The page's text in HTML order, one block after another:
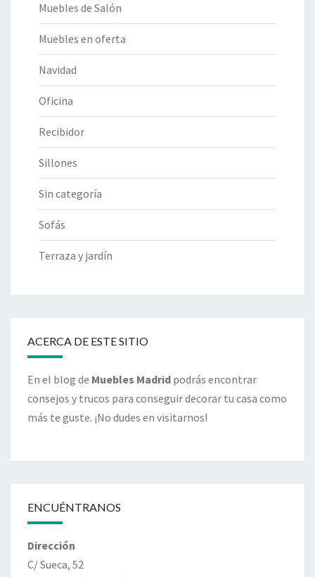
Muebles de Salón
Muebles en oferta
Navidad
Oficina
Recibidor
Sillones
Sin categoría
Sofás
Terraza y jardín
ACERCA DE ESTE SITIO
En el blog de Muebles Madrid podrás encontrar
consejos y trucos para conseguir decorar tu casa como
más te guste. ¡No dudes en visitarnos!
ENCUÉNTRANOS
Dirección
C/ Sueca, 52